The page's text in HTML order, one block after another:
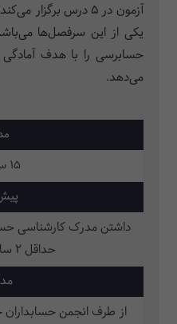
آزمون در 5 درس
یکی از این سرفصل‌ها
حسابرسی را با هدف
می‌دهد.
15 ساعت
داشتن مدرک کارشناسی
حداقل 2 سال سابقه کار
از طرف انجمن حسابداران